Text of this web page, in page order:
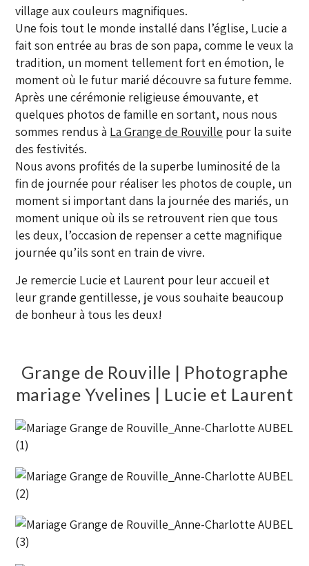
village aux couleurs magnifiques.
Une fois tout le monde installé dans l’église, Lucie a
fait son entrée au bras de son papa, comme le veux la
tradition, un moment tellement fort en émotion, le
moment où le futur marié découvre sa future femme.
Après une cérémonie religieuse émouvante, et
quelques photos de famille en sortant, nous nous
sommes rendus à La Grange de Rouville pour la suite
des festivités.
Nous avons profités de la superbe luminosité de la
fin de journée pour réaliser les photos de couple, un
moment si important dans la journée des mariés, un
moment unique où ils se retrouvent rien que tous
les deux, l’occasion de repenser a cette magnifique
journée qu’ils sont en train de vivre.
Je remercie Lucie et Laurent pour leur accueil et
leur grande gentillesse, je vous souhaite beaucoup
de bonheur à tous les deux!
Grange de Rouville | Photographe
mariage Yvelines | Lucie et Laurent